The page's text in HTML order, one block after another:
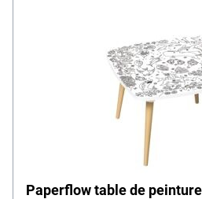
Paperflow table de